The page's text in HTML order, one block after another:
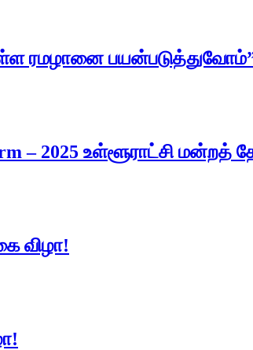
ரமழானை
– 2025 உள்ளூராட்சி
விழா!